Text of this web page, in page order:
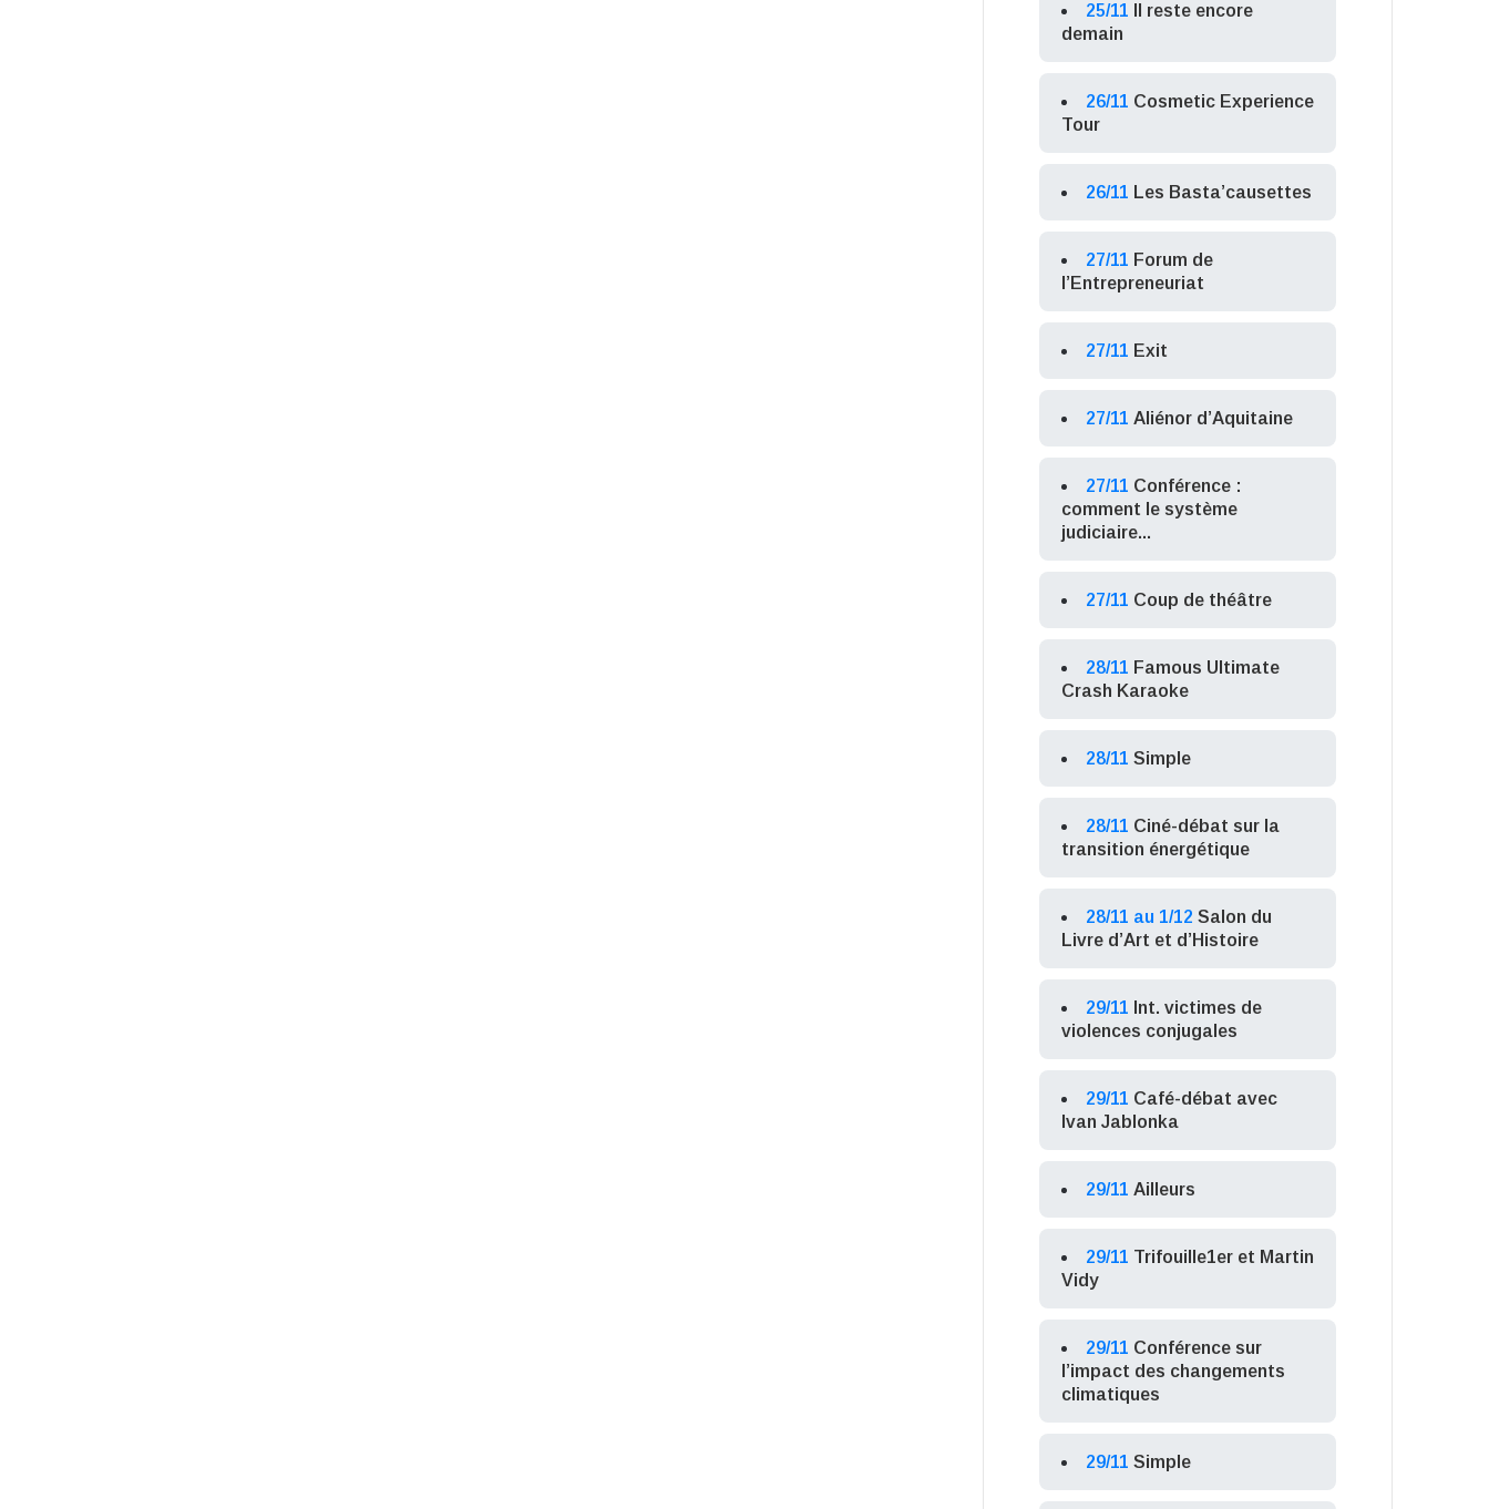
25/11
Il reste encore
demain
26/11 Cosmetic Experience
Tour
26/11 Les Basta’causettes
27/11 Forum de
l’Entrepreneuriat
27/11 Exit
27/11 Aliénor d’Aquitaine
27/11 Conférence :
comment le système
judiciaire...
27/11 Coup de théâtre
28/11 Famous Ultimate
Crash Karaoke
28/11 Simple
28/11 Ciné-débat sur la
transition énergétique
28/11 au 1/12 Salon du
Livre d’Art et d’Histoire
29/11 Int. victimes de
violences conjugales
29/11 Café-débat avec
Ivan Jablonka
29/11 Ailleurs
29/11 Trifouille1er et Martin
Vidy
29/11 Conférence sur
l’impact des changements
climatiques
29/11 Simple